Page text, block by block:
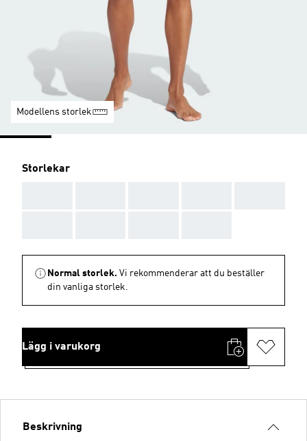
Modellens storlek
Storlekar
Normal storlek. Vi rekommenderar att du beställer
din vanliga storlek.
Lägg i varukorg
Beskrivning